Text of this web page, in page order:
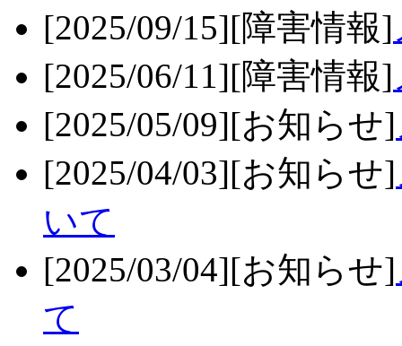
[2025/09/15][障害情報]
[2025/06/11][障害情報]
[2025/05/09][お知らせ]
[2025/04/03][お知らせ]
いて
[2025/03/04][お知らせ]
て